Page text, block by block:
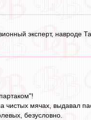
эксперт, навроде
мячах, выдавал
безусловно.